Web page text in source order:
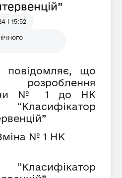
| 15:52
повідомляє, що
розроблення
№ 1 до НК
№ 1 НК
“Класифікатор